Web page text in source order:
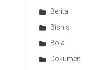
Berita
Bisnis
Bola
Dokumen